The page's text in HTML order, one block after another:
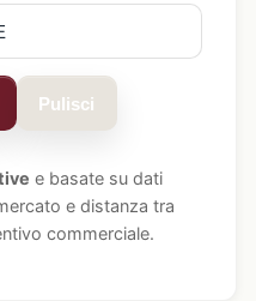
Pulisci
e basate su dati
e distanza tra
commerciale.